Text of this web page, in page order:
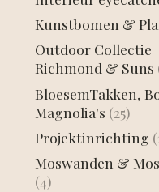
Kunstbomen &
Outdoor Collectie
Richmond & Suns
BloesemTakken,
Magnolia's (25)
Projektinrichting
Moswanden &
(4)